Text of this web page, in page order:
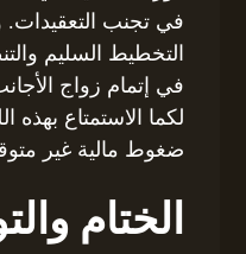
في تجنب التعقيدات.
التخطيط السليم
في إتمام زواج
لكما الاستمتاع بهذه
ضغوط مالية غير
الختام